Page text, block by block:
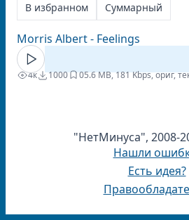
В избранном
Суммарный
Morris Albert - Feelings
4к 1000 05.6 MB, 181 Kbps, ориг,
"НетМинуса", 2008-
Нашли
Есть идея?